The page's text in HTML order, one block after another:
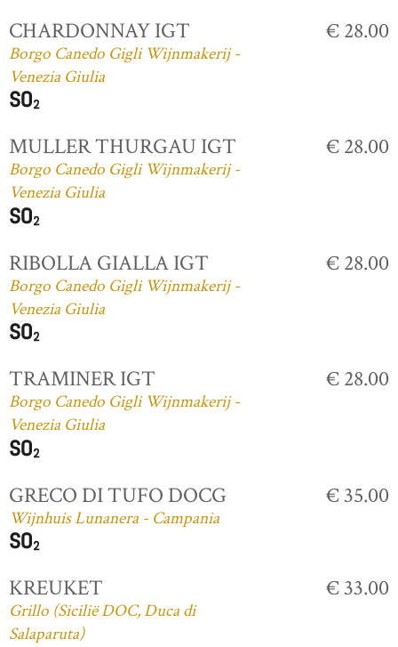
CHARDONNAY IGT
Borgo Canedo Gigli Wijnmakerij -
Venezia Giulia
€ 28.00
MULLER THURGAU IGT
Borgo Canedo Gigli Wijnmakerij -
Venezia Giulia
€ 28.00
RIBOLLA GIALLA IGT
Borgo Canedo Gigli Wijnmakerij -
Venezia Giulia
€ 28.00
TRAMINER IGT
Borgo Canedo Gigli Wijnmakerij -
Venezia Giulia
€ 28.00
GRECO DI TUFO DOCG
Wijnhuis Lunanera - Campania
€ 35.00
KREUKET
Grillo (Sicilië DOC, Duca di
Salaparuta)
€ 33.00